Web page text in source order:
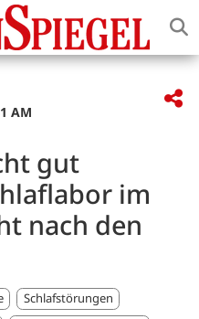
AM
gut
im
nach den
Schlafstörungen